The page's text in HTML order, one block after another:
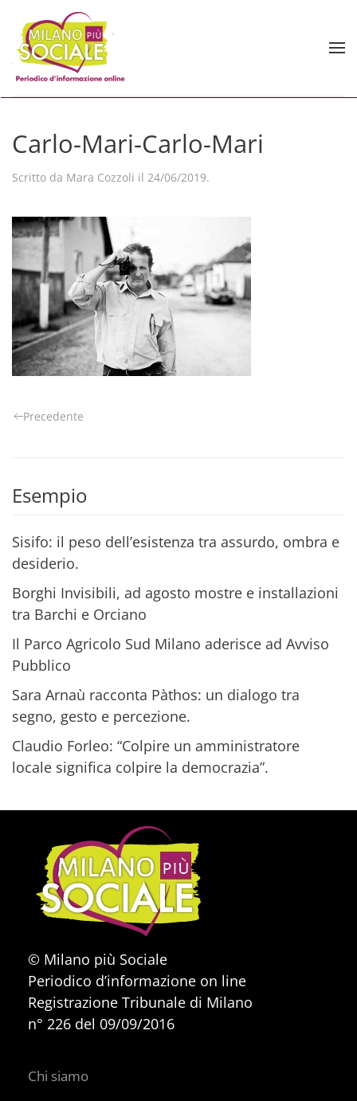
Skip to main content
Carlo-Mari-Carlo-Mari
Scritto da Mara Cozzoli il 24/06/2019.
Precedente
Esempio
Sisifo: il peso dell’esistenza tra assurdo, ombra e
desiderio.
Borghi Invisibili, ad agosto mostre e installazioni
tra Barchi e Orciano
Il Parco Agricolo Sud Milano aderisce ad Avviso
Pubblico
Sara Arnaù racconta Pàthos: un dialogo tra
segno, gesto e percezione.
Claudio Forleo: “Colpire un amministratore
locale significa colpire la democrazia”.
© Milano più Sociale
Periodico d’informazione on line
Registrazione Tribunale di Milano
n° 226 del 09/09/2016
Chi siamo